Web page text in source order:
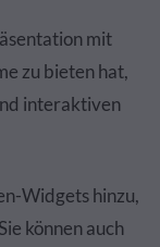
mit
zu bieten hat,
interaktiven
Widgets hinzu,
können auch